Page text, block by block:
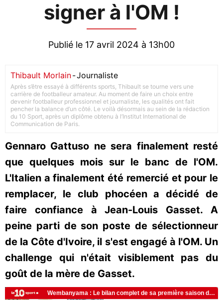
signer à l'OM !
Publié le 17 avril 2024 à 13h00
Thibault Morlain-Journaliste
Après s’être essayé à différents sports, Thibault se tourne vers une
carrière de footballeur amateur. Au moment de faire un choix entre
devenir footballeur professionnel et journaliste, les qualités ont fait
pencher la balance d’un côté. Le voilà désormais au sein de la rédaction
du 10 Sport, après un diplôme obtenu à l’Institut International de
Communication de Paris.
Gennaro Gattuso ne sera finalement resté
que quelques mois sur le banc de l'OM.
L'Italien a finalement été remercié et pour le
remplacer, le club phocéen a décidé de
faire confiance à Jean-Louis Gasset. A
peine parti de son poste de sélectionneur
de la Côte d'Ivoire, il s'est engagé à l'OM. Un
challenge qui n'était visiblement pas du
goût de la mère de Gasset.